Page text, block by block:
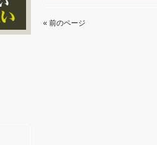
« 前のページ